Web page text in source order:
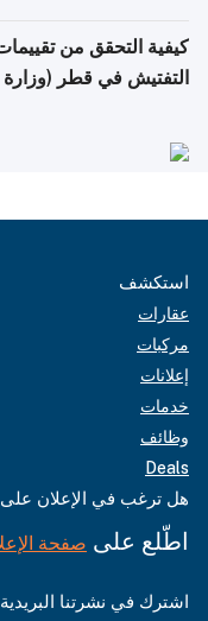
كيفية التحقق من
التفتيش في قطر (وزارة
استكشف
عقارات
مركبات
إعلانات
خدمات
وظائف
Deals
هل ترغب في الإعلان
اطّلع على صفحة
اشترك في نشرتنا